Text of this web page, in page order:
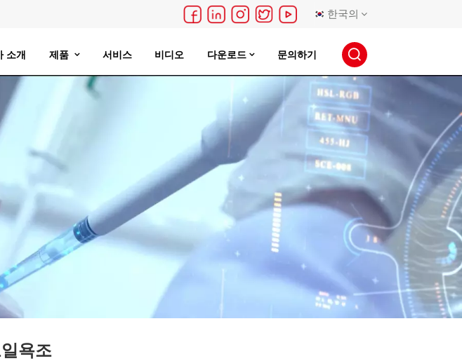
한국의
English
français
русский
español
português
日本語
소개 제품 서비스 비디오 다운로드 문의하기
욕조